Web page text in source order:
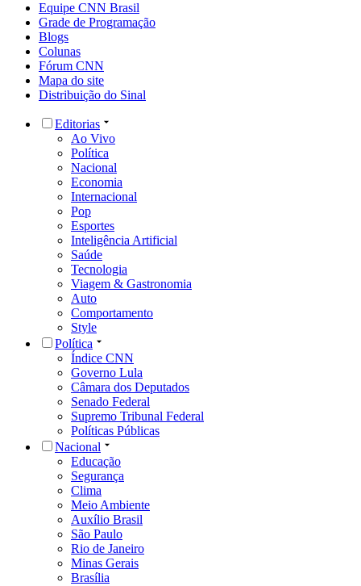
Equipe CNN Brasil
Grade de Programação
Blogs
Colunas
Fórum CNN
Mapa do site
Distribuição do Sinal
Editorias
Ao Vivo
Política
Nacional
Economia
Internacional
Pop
Esportes
Inteligência Artificial
Saúde
Tecnologia
Viagem & Gastronomia
Auto
Comportamento
Style
Política
Índice CNN
Governo Lula
Câmara dos Deputados
Senado Federal
Supremo Tribunal Federal
Políticas Públicas
Nacional
Educação
Segurança
Clima
Meio Ambiente
Auxílio Brasil
São Paulo
Rio de Janeiro
Minas Gerais
Brasília